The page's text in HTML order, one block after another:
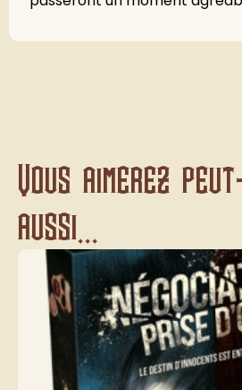
Vous aimerez
aussi...